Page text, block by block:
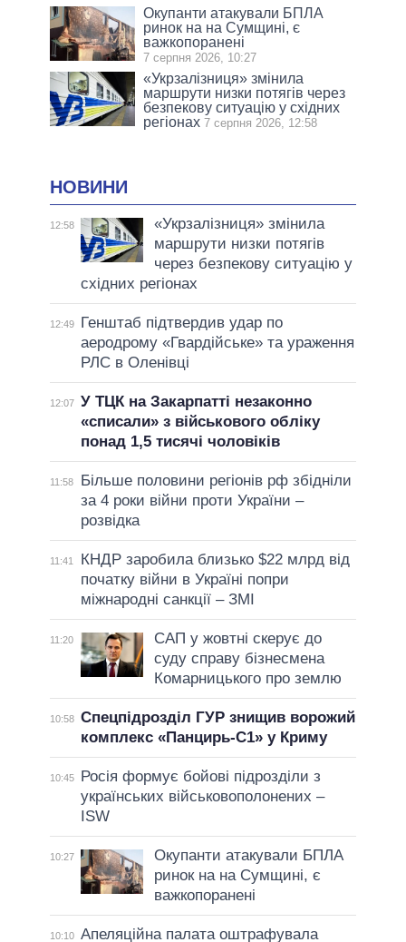
Окупанти атакували БПЛА
ринок на на Сумщині, є
важкопоранені
7 серпня 2026, 10:27
«Укрзалізниця» змінила
маршрути низки потягів через
безпекову ситуацію у східних
регіонах 7 серпня 2026, 12:58
НОВИНИ
12:58
«Укрзалізниця» змінила
маршрути низки потягів
через безпекову ситуацію у
східних регіонах
12:49
Генштаб підтвердив удар по
аеродрому «Гвардійське» та ураження
РЛС в Оленівці
12:07 У ТЦК на Закарпатті незаконно
«списали» з військового обліку
понад 1,5 тисячі чоловіків
11:58
Більше половини регіонів рф збідніли
за 4 роки війни проти України –
розвідка
11:41
КНДР заробила близько $22 млрд від
початку війни в Україні попри
міжнародні санкції – ЗМІ
11:20
САП у жовтні скерує до
суду справу бізнесмена
Комарницького про землю
10:58 Спецпідрозділ ГУР знищив ворожий
комплекс «Панцирь-С1» у Криму
10:45
Росія формує бойові підрозділи з
українських військовополонених –
ISW
10:27
Окупанти атакували БПЛА
ринок на на Сумщині, є
важкопоранені
10:10 Апеляційна палата оштрафувала